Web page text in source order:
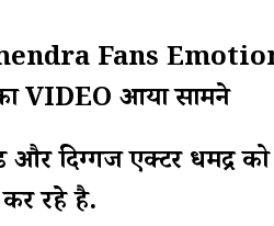
Fans Emotional:
VIDEO आया सामने
दिग्गज एक्टर धर्मेंद्र
रहे है.